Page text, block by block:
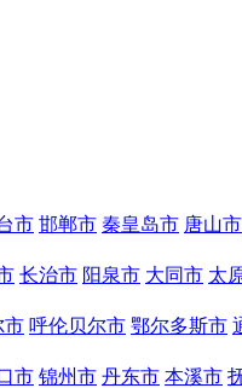
市 邯郸市 秦皇岛市 唐山市
长治市 阳泉市 大同市 太
市 呼伦贝尔市 鄂尔多斯市
市 锦州市 丹东市 本溪市